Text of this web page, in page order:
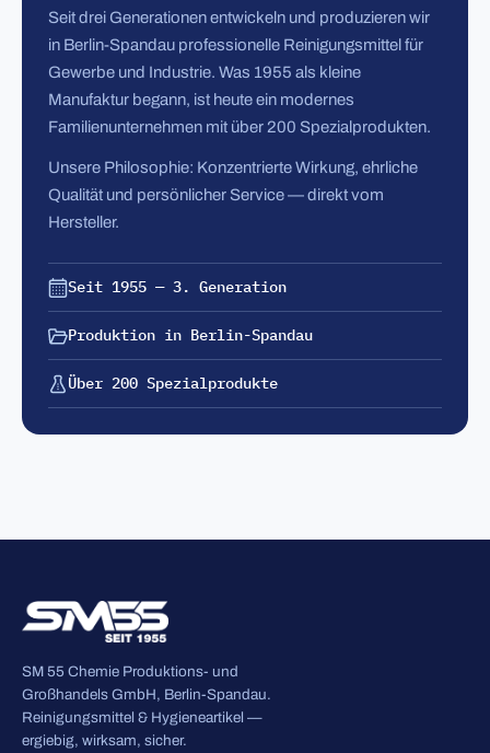
Seit drei Generationen entwickeln und produzieren wir
in Berlin-Spandau professionelle Reinigungsmittel für
Gewerbe und Industrie. Was 1955 als kleine
Manufaktur begann, ist heute ein modernes
Familienunternehmen mit über 200 Spezialprodukten.
Unsere Philosophie: Konzentrierte Wirkung, ehrliche
Qualität und persönlicher Service — direkt vom
Hersteller.
Seit 1955 — 3. Generation
Produktion in Berlin-Spandau
Über 200 Spezialprodukte
SM 55 Chemie Produktions- und
Großhandels GmbH, Berlin-Spandau.
Reinigungsmittel & Hygieneartikel —
ergiebig, wirksam, sicher.